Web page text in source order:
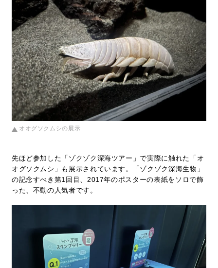
オオグソクムシの展示
先ほど参加した「ゾクゾク深海ツアー」で実際に触れた「オ
オグソクムシ」も展示されています。「ゾクゾク深海生物」
の記念すべき第1回目、2017年のポスターの表紙をソロで飾
った、不動の人気者です。